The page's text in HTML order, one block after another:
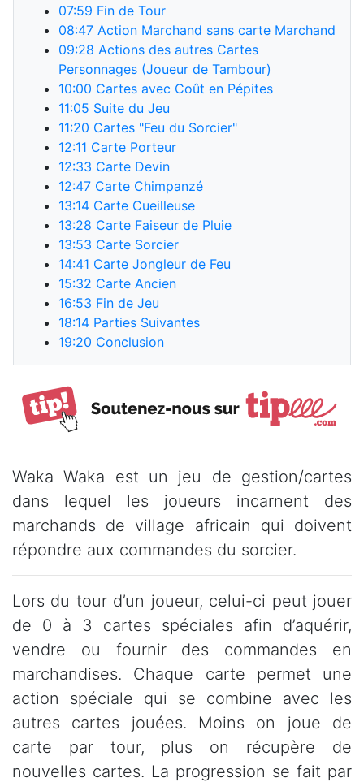
07:59 Fin de Tour
08:47 Action Marchand sans carte Marchand
09:28 Actions des autres Cartes
Personnages (Joueur de Tambour)
10:00 Cartes avec Coût en Pépites
11:05 Suite du Jeu
11:20 Cartes "Feu du Sorcier"
12:11 Carte Porteur
12:33 Carte Devin
12:47 Carte Chimpanzé
13:14 Carte Cueilleuse
13:28 Carte Faiseur de Pluie
13:53 Carte Sorcier
14:41 Carte Jongleur de Feu
15:32 Carte Ancien
16:53 Fin de Jeu
18:14 Parties Suivantes
19:20 Conclusion
Waka Waka est un jeu de gestion/cartes
dans lequel les joueurs incarnent des
marchands de village africain qui doivent
répondre aux commandes du sorcier.
Lors du tour d’un joueur, celui-ci peut jouer
de 0 à 3 cartes spéciales afin d’aquérir,
vendre ou fournir des commandes en
marchandises. Chaque carte permet une
action spéciale qui se combine avec les
autres cartes jouées. Moins on joue de
carte par tour, plus on récupère de
nouvelles cartes. La progression se fait par